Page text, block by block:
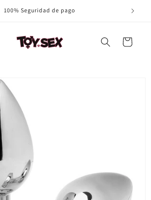
100% Seguridad de pago
Carrito